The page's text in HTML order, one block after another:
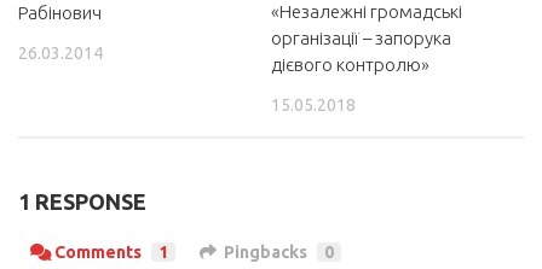
Рабінович
26.03.2014
«Незалежні громадські
організації – запорука
дієвого контролю»
15.05.2018
1 RESPONSE
Comments 1 Pingbacks 0